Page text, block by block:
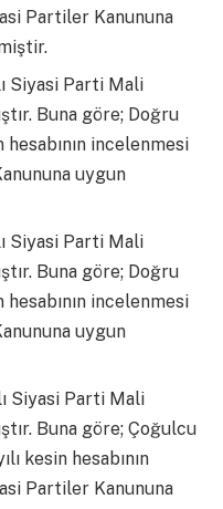
Partiler Kanununa
Siyasi Parti Mali
Buna göre; Doğru
hesabının incelenmesi
uygun
Siyasi Parti Mali
Buna göre; Doğru
hesabının incelenmesi
uygun
Siyasi Parti Mali
Buna göre; Çoğulcu
kesin hesabının
Partiler Kanununa